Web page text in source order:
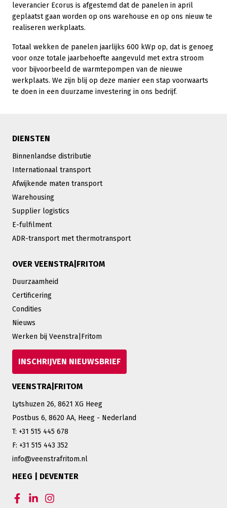
leverancier Ecorus is afgestemd dat de panelen in april
geplaatst gaan worden op ons warehouse en op ons nieuw te
realiseren werkplaats.
Totaal wekken de panelen jaarlijks 600 kWp op, dat is genoeg
voor onze totale jaarbehoefte aangevuld met extra stroom
voor bijvoorbeeld de warmtepompen van de nieuwe
werkplaats. We zijn blij op deze manier een stap voorwaarts
te doen in een duurzame investering in ons bedrijf.
DIENSTEN
Binnenlandse distributie
Internationaal transport
Afwijkende maten transport
Warehousing
Supplier logistics
E-fulfilment
ADR-transport met thermotransport
OVER VEENSTRA|FRITOM
Duurzaamheid
Certificering
Condities
Nieuws
Werken bij Veenstra|Fritom
INSCHRIJVEN NIEUWSBRIEF
VEENSTRA|FRITOM
Lytshuzen 26, 8621 XG Heeg
Postbus 6, 8620 AA, Heeg - Nederland
T: +31 515 445 678
F: +31 515 443 352
info@veenstrafritom.nl
HEEG | DEVENTER